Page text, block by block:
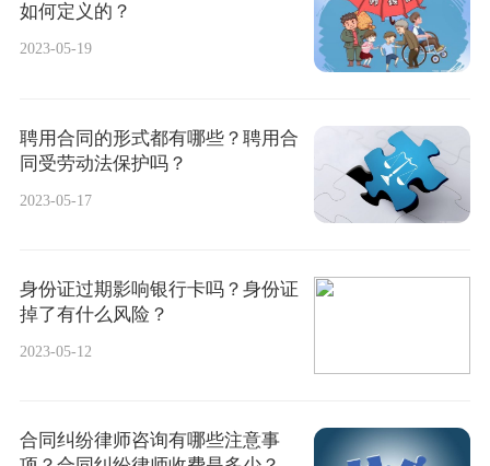
如何定义的？
2023-05-19
聘用合同的形式都有哪些？聘用合
同受劳动法保护吗？
2023-05-17
身份证过期影响银行卡吗？身份证
掉了有什么风险？
2023-05-12
合同纠纷律师咨询有哪些注意事